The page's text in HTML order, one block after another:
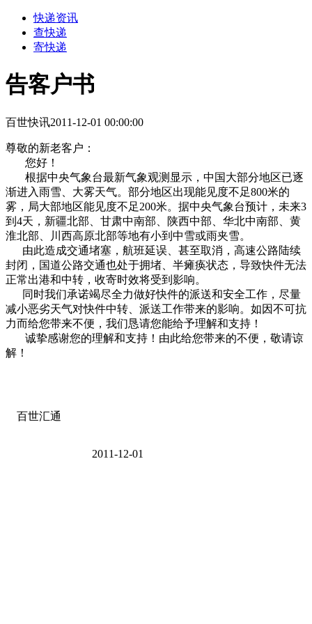
快递资讯
查快递
寄快递
告客户书
百世快讯2011-12-01 00:00:00
尊敬的新老客户：
您好！
根据中央气象台最新气象观测显示，中国大部分地区已逐
渐进入雨雪、大雾天气。部分地区出现能见度不足800米的
雾，局大部地区能见度不足200米。据中央气象台预计，未来3
到4天，新疆北部、甘肃中南部、陕西中部、华北中南部、黄
淮北部、川西高原北部等地有小到中雪或雨夹雪。
由此造成交通堵塞，航班延误、甚至取消，高速公路陆续
封闭，国道公路交通也处于拥堵、半瘫痪状态，导致快件无法
正常出港和中转，收寄时效将受到影响。
同时我们承诺竭尽全力做好快件的派送和安全工作，尽量
减小恶劣天气对快件中转、派送工作带来的影响。如因不可抗
力而给您带来不便，我们恳请您能给予理解和支持！
诚挚感谢您的理解和支持！由此给您带来的不便，敬请谅
解！
百世汇通
2011-12-01